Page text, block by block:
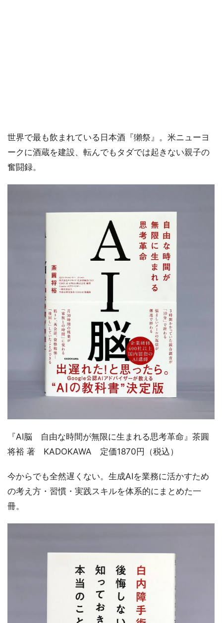
世界で最も飲まれている日本酒『獺祭』。米ニューヨ
ークに酒蔵を建設、転んでもタダでは起きない親子の
奮闘録。
『AI脳 自由な時間が無限に生まれる思考革命』茶圓
将裕 著 KADOKAWA 定価1870円（税込）
今からでも全然遅くない。生成AIを業務に活かすため
の考え方・習慣・実践スキルを体系的にまとめた一
冊。